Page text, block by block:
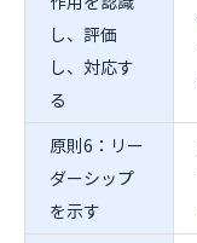
し、評価
し、対応す
る
原則6：リー
ダーシップ
を示す